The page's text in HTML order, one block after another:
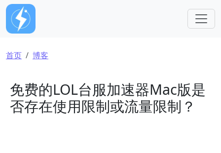
跳转到主要内容
面包屑
首页 博客
免费的LOL台服加速器Mac版是
否存在使用限制或流量限制？